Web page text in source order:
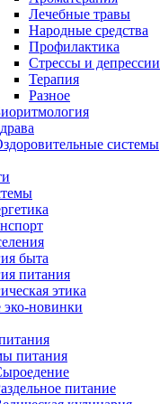
Лечебные травы
Народные средства
Профилактика
Стрессы и депрессии
Терапия
Разное
системы
быта
питания
этика
эко-новинки
питания
питание